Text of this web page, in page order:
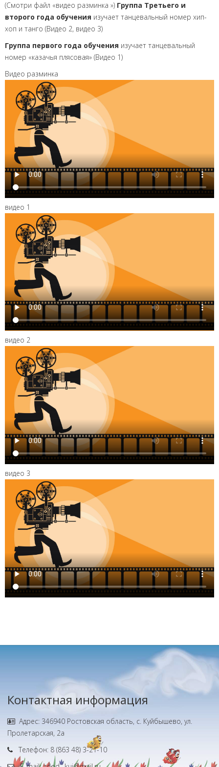
(Смотри файл «видео разминка ») Группа Третьего и
второго года обучения изучает танцевальный номер хип-
хоп и танго (Видео 2, видео 3)
Группа первого года обучения изучает танцевальный
номер «казачья плясовая» (Видео 1)
Видео разминка
видео 1
видео 2
видео 3
Контактная информация
Адрес: 346940 Ростовская область, с. Куйбышево, ул.
Пролетарская, 2а
Телефон: 8 (863 48) 3-21-10